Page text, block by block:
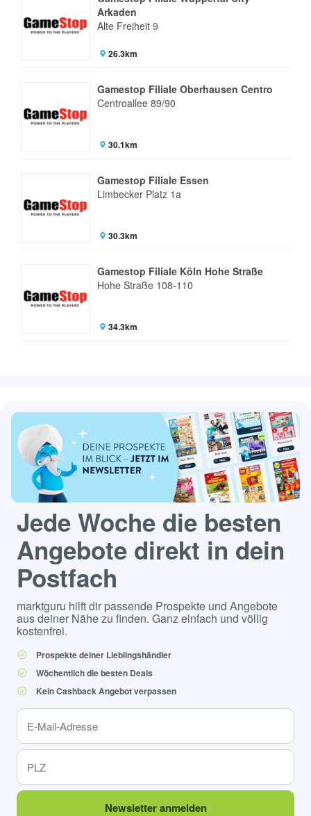
Arkaden
Alte Freiheit 9
26.3km
Gamestop Filiale Oberhausen Centro
Centroallee 89/90
30.1km
Gamestop Filiale Essen
Limbecker Platz 1a
30.3km
Gamestop Filiale Köln Hohe Straße
Hohe Straße 108-110
34.3km
Jede Woche die besten
Angebote direkt in dein
Postfach
marktguru hilft dir passende Prospekte und Angebote
aus deiner Nähe zu finden. Ganz einfach und völlig
kostenfrei.
Prospekte deiner Lieblingshändler
Wöchentlich die besten Deals
Kein Cashback Angebot verpassen
Newsletter anmelden